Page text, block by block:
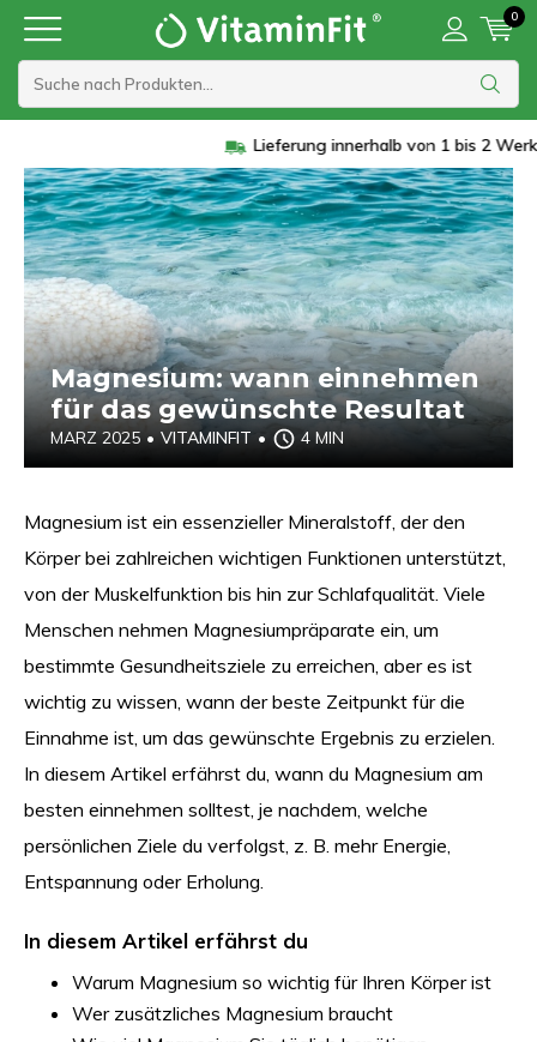
0
Lieferung innerhalb von 1 bis 2 Werktagen
Magnesium: wann einnehmen
für das gewünschte Resultat
MARZ 2025 • VITAMINFIT • 4 MIN
Magnesium ist ein essenzieller Mineralstoff, der den
Körper bei zahlreichen wichtigen Funktionen unterstützt,
von der Muskelfunktion bis hin zur Schlafqualität. Viele
Menschen nehmen Magnesiumpräparate ein, um
bestimmte Gesundheitsziele zu erreichen, aber es ist
wichtig zu wissen, wann der beste Zeitpunkt für die
Einnahme ist, um das gewünschte Ergebnis zu erzielen.
In diesem Artikel erfährst du, wann du Magnesium am
besten einnehmen solltest, je nachdem, welche
persönlichen Ziele du verfolgst, z. B. mehr Energie,
Entspannung oder Erholung.
In diesem Artikel erfährst du
Warum Magnesium so wichtig für Ihren Körper ist
Wer zusätzliches Magnesium braucht